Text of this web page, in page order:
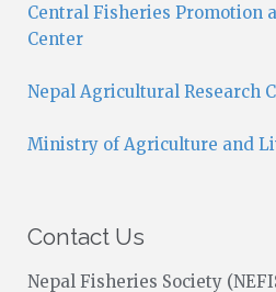
Central Fisheries Promotion
Center
Nepal Agricultural Research
Ministry of Agriculture and
Contact Us
Nepal Fisheries Society